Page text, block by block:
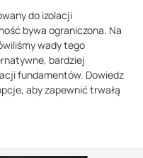
do izolacji
bywa ograniczona. Na
wady tego
bardziej
fundamentów. Dowiedz
aby zapewnić trwałą